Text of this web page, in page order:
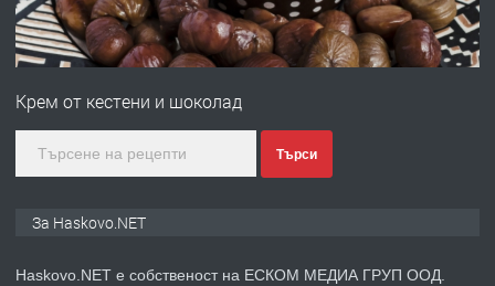
ПРЕДЛАГА
№4120 Магазин/Офис под наем в кв.
Любен Каравелов, Хасково-близо до
градската градина!
ПРЕДЛАГА
ПРОСТОРЕН ТРИСТАЕН
Крем от кестени и шоколад
Търси
За Haskovo.NET
Haskovo.NET е собственост на ЕСКОМ МЕДИА ГРУП ООД.